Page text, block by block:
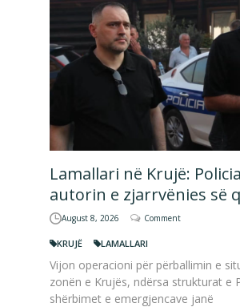
Lamallari në Krujë:
autorin e zjarrvënies së
August 8, 2026 Comment
KRUJË LAMALLARI
Vijon operacioni për përballimin e
zonën e Krujës, ndërsa strukturat e
shërbimet e emergjencave janë